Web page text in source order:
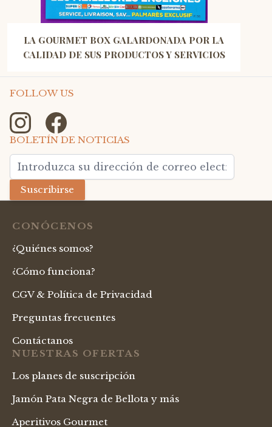
LA GOURMET BOX GALARDONADA POR LA
CALIDAD DE SUS PRODUCTOS Y SERVICIOS
FOLLOW US
BOLETÍN DE NOTICIAS
Dirección de email
Suscribirse
CONÓCENOS
¿Quiénes somos?
¿Cómo funciona?
CGV & Política de Privacidad
Preguntas frecuentes
Contáctanos
NUESTRAS OFERTAS
Los planes de suscripción
Jamón Pata Negra de Bellota y más
Aperitivos Gourmet